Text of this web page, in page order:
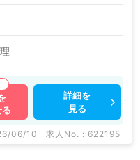
詳細を
見る
06/10 求人No. : 622195